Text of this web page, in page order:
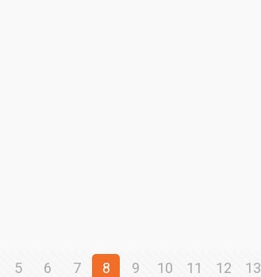
5 6 7 8 9 10 11 12 13